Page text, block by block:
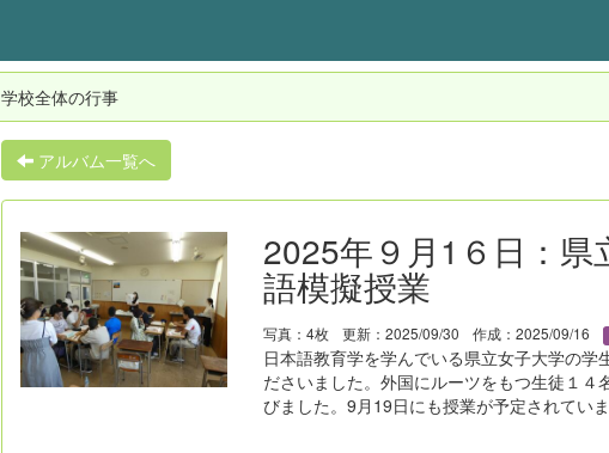
学校全体の行事
アルバム一覧へ
2025年９月1６日：
語模擬授業
写真：4枚 更新：2025/09/30 作成：2025/09/16
日本語教育学を学んでいる県立女子大学の
ださいました。外国にルーツをもつ生徒１
びました。9月19日にも授業が予定されていま